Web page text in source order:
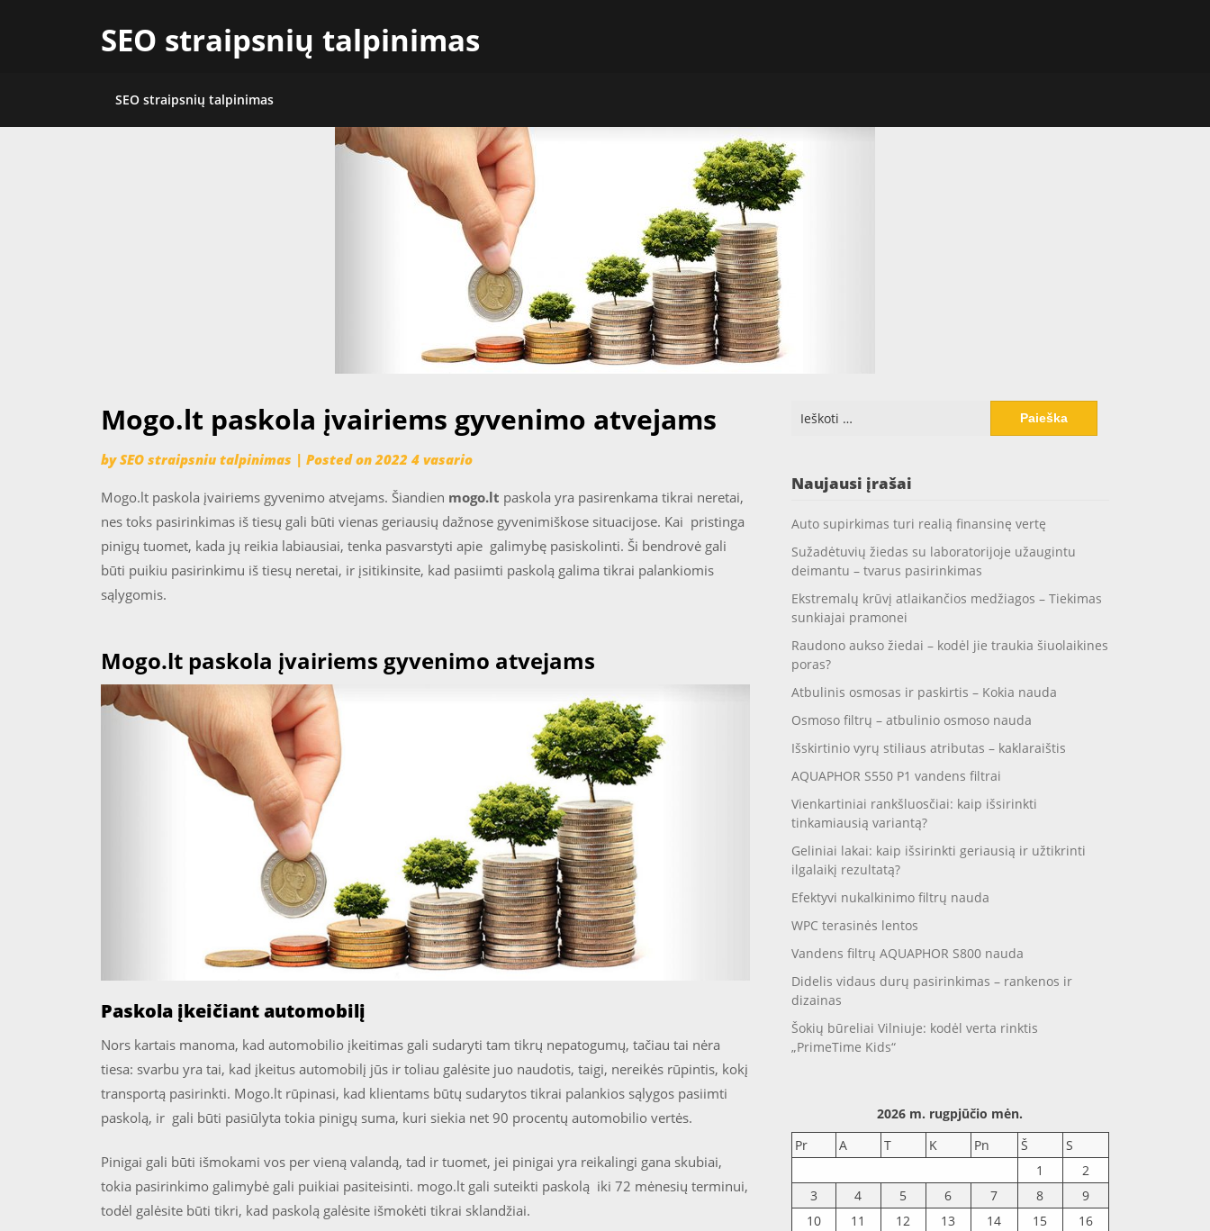
SEO straipsnių talpinimas
SEO straipsnių talpinimas
Mogo.lt paskola įvairiems gyvenimo atvejams
bySEO straipsniu talpinimas | Posted on2022 4 vasario
Mogo.lt paskola įvairiems gyvenimo atvejams. Šiandien mogo.lt paskola yra pasirenkama tikrai neretai,
nes toks pasirinkimas iš tiesų gali būti vienas geriausių dažnose gyvenimiškose situacijose. Kai pristinga
pinigų tuomet, kada jų reikia labiausiai, tenka pasvarstyti apie galimybę pasiskolinti. Ši bendrovė gali
būti puikiu pasirinkimu iš tiesų neretai, ir įsitikinsite, kad pasiimti paskolą galima tikrai palankiomis
sąlygomis.
Mogo.lt paskola įvairiems gyvenimo atvejams
Paskola įkeičiant automobilį
Nors kartais manoma, kad automobilio įkeitimas gali sudaryti tam tikrų nepatogumų, tačiau tai nėra
tiesa: svarbu yra tai, kad įkeitus automobilį jūs ir toliau galėsite juo naudotis, taigi, nereikės rūpintis, kokį
transportą pasirinkti. Mogo.lt rūpinasi, kad klientams būtų sudarytos tikrai palankios sąlygos pasiimti
paskolą, ir gali būti pasiūlyta tokia pinigų suma, kuri siekia net 90 procentų automobilio vertės.
Pinigai gali būti išmokami vos per vieną valandą, tad ir tuomet, jei pinigai yra reikalingi gana skubiai,
tokia pasirinkimo galimybė gali puikiai pasiteisinti. mogo.lt gali suteikti paskolą iki 72 mėnesių terminui,
todėl galėsite būti tikri, kad paskolą galėsite išmokėti tikrai sklandžiai.
Ieškoti:
Naujausi įrašai
Auto supirkimas turi realią finansinę vertę
Sužadėtuvių žiedas su laboratorijoje užaugintu
deimantu – tvarus pasirinkimas
Ekstremalų krūvį atlaikančios medžiagos – Tiekimas
sunkiajai pramonei
Raudono aukso žiedai – kodėl jie traukia šiuolaikines
poras?
Atbulinis osmosas ir paskirtis – Kokia nauda
Osmoso filtrų – atbulinio osmoso nauda
Išskirtinio vyrų stiliaus atributas – kaklaraištis
AQUAPHOR S550 P1 vandens filtrai
Vienkartiniai rankšluosčiai: kaip išsirinkti
tinkamiausią variantą?
Geliniai lakai: kaip išsirinkti geriausią ir užtikrinti
ilgalaikį rezultatą?
Efektyvi nukalkinimo filtrų nauda
WPC terasinės lentos
Vandens filtrų AQUAPHOR S800 nauda
Didelis vidaus durų pasirinkimas – rankenos ir
dizainas
Šokių būreliai Vilniuje: kodėl verta rinktis
„PrimeTime Kids“
2026 m. rugpjūčio mėn.
Pr
A T K Pn Š
S
1
2
3
4 5 6 7 8
9
10
11 12 13 14 15
16